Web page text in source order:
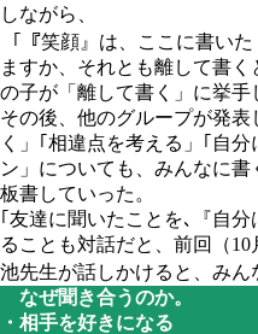
しながら、
｢『笑顔』は、ここに書い
ますか、それとも離して書
の子が「離して書く」に挙手
その後、他のグループが発
く」｢相違点を考える」｢自
ン」についても、みんなに
板書していった。
｢友達に聞いたことを､『自
ることも対話だと、前回（
池先生が話しかけると、み
なぜ聞き合うのか。
・相手を好きになる